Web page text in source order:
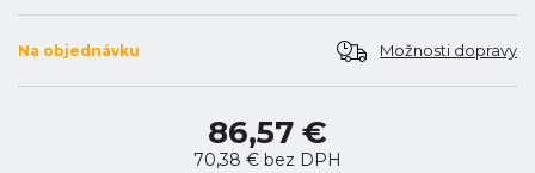
Na objednávku Možnosti dopravy
86,57 €
70,38 € bez DPH